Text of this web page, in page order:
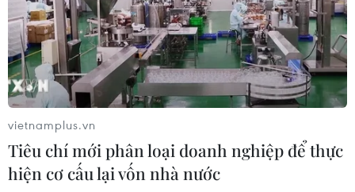
Đắk Lắk truy quét, xử lý tình trạng
phá rừng, lấn chiếm đất rừng
Sẽ thi công đồng loạt Dự án cao tốc
vietnamplus.vn
Tiêu chí mới phân loại doanh nghiệp để thực
hiện cơ cấu lại vốn nhà nước